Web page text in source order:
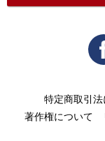
特定商取引
著作権について